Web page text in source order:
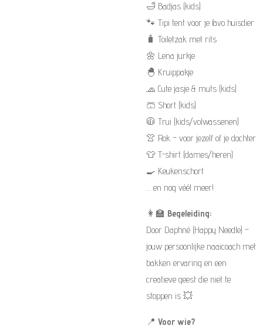
🛁 Badjas (kids)
🐾 Tipi tent voor je favo huisdier
🧳 Toiletzak met rits
🌼 Lena jurkje
🐣 Kruippakje
🧢 Cute jasje & muts (kids)
🩳 Short (kids)
🧥 Trui (kids/volwassenen)
👚 Rok – voor jezelf of je dochter
👕 T-shirt (dames/heren)
🍳 Keukenschort
… en nog véél meer!
👩‍🏫 Begeleiding:
Door Daphné (Happy Needle) –
jouw persoonlijke naaicoach met
bakken ervaring en een
creatieve geest die niet te
stoppen is 💥
📍 Voor wie?